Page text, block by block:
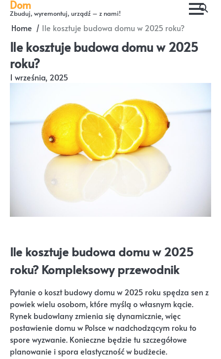
Skip
content
Dom
Zbuduj, wyremontuj, urządź – z nami!
Home Ile kosztuje budowa domu w 2025 roku?
Ile kosztuje budowa domu w 2025
roku?
1 września, 2025
Ile kosztuje budowa domu w 2025
roku? Kompleksowy przewodnik
Pytanie o koszt budowy domu w 2025 roku spędza sen z
powiek wielu osobom, które myślą o własnym kącie.
Rynek budowlany zmienia się dynamicznie, więc
postawienie domu w Polsce w nadchodzącym roku to
spore wyzwanie. Konieczne będzie tu szczegółowe
planowanie i spora elastyczność w budżecie.